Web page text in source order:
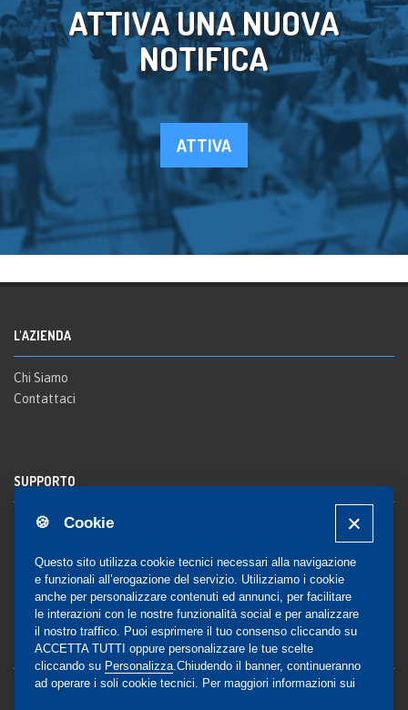
🍪 Cookie
Questo sito utilizza cookie tecnici necessari alla navigazione
e funzionali all’erogazione del servizio. Utilizziamo i cookie
anche per personalizzare contenuti ed annunci, per facilitare
le interazioni con le nostre funzionalità social e per analizzare
il nostro traffico. Puoi esprimere il tuo consenso cliccando su
ACCETTA TUTTI oppure personalizzare le tue scelte
cliccando su Personalizza .Chiudendo il banner, continueranno
ad operare i soli cookie tecnici. Per maggiori informazioni sui
ATTIVA UNA NUOVA
NOTIFICA
ATTIVA
L'AZIENDA
Chi Siamo
Contattaci
SUPPORTO
Registrazione al sito
Notifica
COMMUNITY
Blog e Canali social